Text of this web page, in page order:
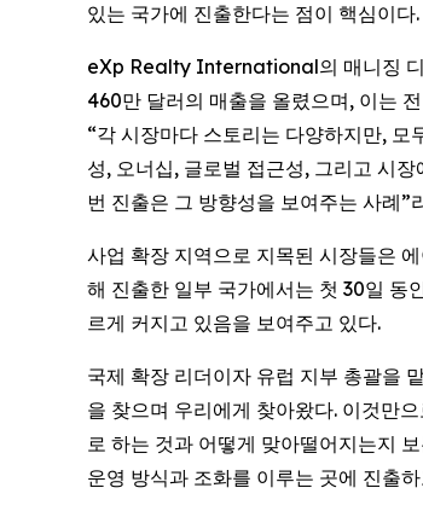
있는 국가에 진출한다는 점이 핵심이다.
eXp Realty International의 매니징 디
460만 달러의 매출을 올렸으며, 이는
“각 시장마다 스토리는 다양하지만,
성, 오너십, 글로벌 접근성, 그리고 시
번 진출은 그 방향성을 보여주는 사례”
사업 확장 지역으로 지목된 시장들은
해 진출한 일부 국가에서는 첫 30일 동
르게 커지고 있음을 보여주고 있다.
국제 확장 리더이자 유럽 지부 총괄을
을 찾으며 우리에게 찾아왔다. 이것만
로 하는 것과 어떻게 맞아떨어지는지
운영 방식과 조화를 이루는 곳에 진출